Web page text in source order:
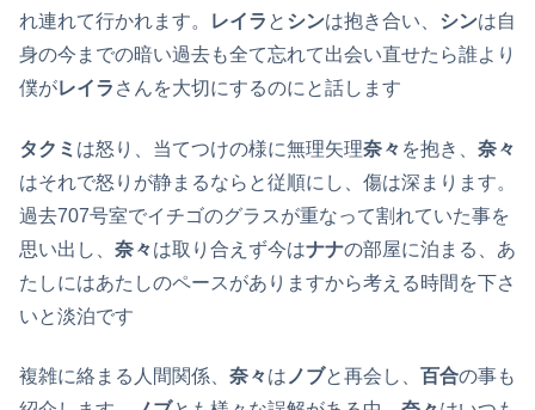
れ連れて行かれます。
レイラ と シンは抱き合い、 シンは自
身の今までの暗い過去も全て忘れて出会い直せたら誰より
僕がレイラ さんを大切にするのにと話します
タクミ は怒り、当てつけの様に無理矢理奈々 を抱き、 奈々
はそれで怒りが静まるならと従順にし、傷は深まります。
過去707号室でイチゴのグラスが重なって割れていた事を
思い出し、 奈々は取り合えず今はナナの部屋に泊まる、あ
たしにはあたしのペースがありますから考える時間を下さ
いと淡泊です
複雑に絡まる人間関係、 奈々は ノブと再会し、 百合の事も